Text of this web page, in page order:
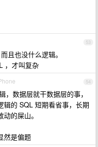
53
且也没什么逻辑。
，才叫复杂
54
数据层就干数据层的事，
辑的 SQL 短期看省事，长期
的屎山。
然是偏题